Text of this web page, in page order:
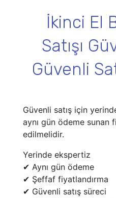
İkinci El
Satışı
Güvenli
Güvenli satış için
aynı gün ödeme sunan
edilmelidir.
Yerinde ekspertiz
✔ Aynı gün ödeme
✔ Şeffaf fiyatlandırma
✔ Güvenli satış süreci